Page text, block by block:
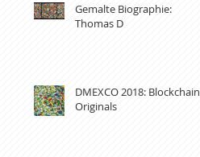
Gemalte Biographie:
Thomas D
DMEXCO 2018: Blockchain
Originals